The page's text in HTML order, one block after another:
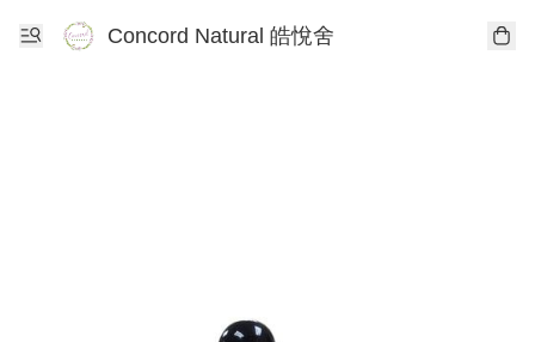
Concord Natural 皓悅舍